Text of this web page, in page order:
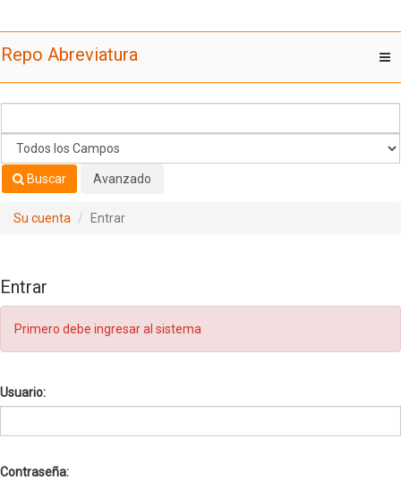
Repo Abreviatura
Buscar Avanzado
Su cuenta Entrar
Entrar
Primero debe ingresar al sistema
Usuario:
Contraseña: